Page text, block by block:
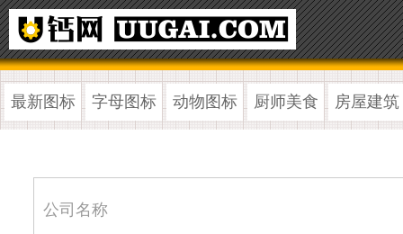
最新图标 字母图标 动物图标 厨师美食 房屋建筑